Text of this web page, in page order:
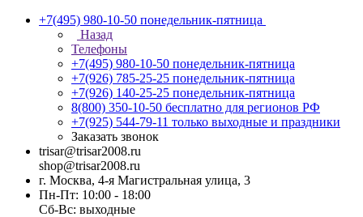
+7(495) 980-10-50 понедельник-пятница
Назад
Телефоны
+7(495) 980-10-50 понедельник-пятница
+7(926) 785-25-25 понедельник-пятница
+7(926) 140-25-25 понедельник-пятница
8(800) 350-10-50 бесплатно для регионов РФ
+7(925) 544-79-11 только выходные и праздники
Заказать звонок
trisar@trisar2008.ru
shop@trisar2008.ru
г. Москва, 4-я Магистральная улица, 3
Пн-Пт: 10:00 - 18:00
Сб-Вс: выходные